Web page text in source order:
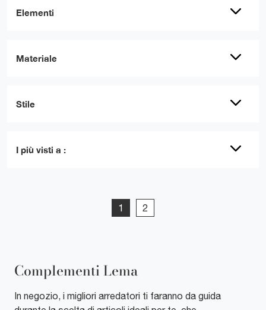
Elementi
Materiale
Stile
I più visti a :
1 2
Complementi Lema
In negozio, i migliori arredatori ti faranno da guida